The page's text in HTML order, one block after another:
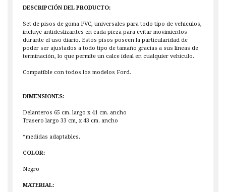
DESCRIPCIÓN DEL PRODUCTO:
Set de pisos de goma PVC, universales para todo tipo de vehículos,
incluye antideslizantes en cada pieza para evitar movimientos
durante el uso diario. Estos pisos poseen la particularidad de
poder ser ajustados a todo tipo de tamaño gracias a sus líneas de
terminación, lo que permite un calce ideal en cualquier vehículo.
Compatible con todos los modelos Ford.
DIMENSIONES:
Delanteros 65 cm. largo x 41 cm. ancho
Trasero largo 33 cm, x 43 cm. ancho
*medidas adaptables.
COLOR:
Negro
MATERIAL: